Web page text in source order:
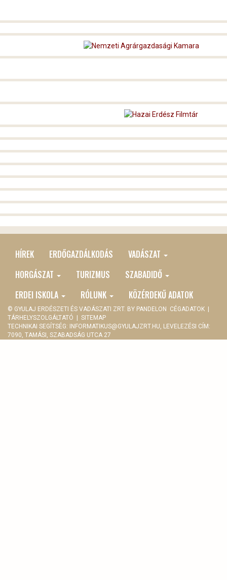
MAIN
MENU
HÍREK ERDŐGAZDÁLKODÁS
VADÁSZAT
HORGÁSZAT
TURIZMUS
SZABADIDŐ
ERDEI ISKOLA
RÓLUNK KÖZÉRDEKŰ ADATOK
© GYULAJ ERDÉSZETI ÉS VADÁSZATI ZRT. BY PANDELON CÉGADATOK
TÁRHELYSZOLGÁLTATÓ
SITEMAP
TECHNIKAI SEGÍTSÉG:
INFORMATIKUS@GYULAJZRT.HU, LEVELEZÉSI CÍM:
7090, TAMÁSI, SZABADSÁG UTCA 27